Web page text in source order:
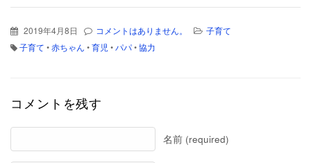
2019年4月8日 コメントはありません。
子育て
子育て •赤ちゃん •育児 •パパ•協力
コメントを残す
名前 (required)